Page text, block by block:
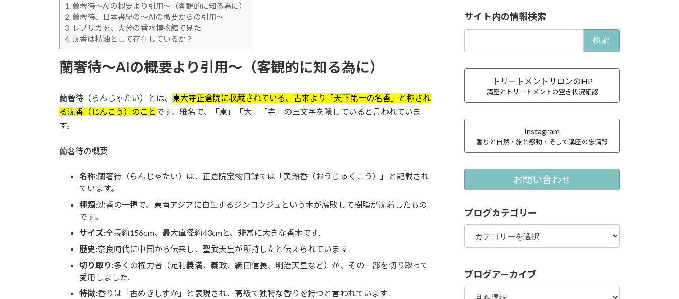
1. 蘭奢待～AIの概要より引用～（客観的に知る為に）
2. 蘭奢待、日本書紀の～AIの概要からの引用～
3. レプリカを、大分の香水博物館で見た
4.沈香は精油として存在しているか？
蘭奢待～AIの概要より引用～（客観的に知る為に）
蘭奢待（らんじゃたい）とは、 東大寺正倉院に収蔵されている、古来より「天下第一の名香」と称され
る沈香（じんこう）のこと です。雅名で、「東」「大」「寺」の三文字を隠していると言われていま
す。
蘭奢待の概要
名称:蘭奢待（らんじゃたい）は、正倉院宝物目録では「黄熟香（おうじゅくこう）」と記載され
ています。
種類:沈香の一種で、東南アジアに自生するジンコウジュという木が腐敗して樹脂が沈着したもの
です。
サイズ:全長約156cm、最大直径約43cmと、非常に大きな香木です.
歴史:奈良時代に中国から伝来し、聖武天皇が所持したと伝えられています.
切り取り:多くの権力者（足利義満、義政、織田信長、明治天皇など）が、その一部を切り取って
愛用しました.
特徴:香りは「古めきしずか」と表現され、高級で独特な香りを持つと言われています.
サイト内の情報検索
トリートメントサロンのHP
講座とトリートメントの空き状況確認
Instagram
香りと自然・旅と感動・そして講座の忘備録
お問い合わせ
ブログカテゴリー
ブ
グ
テ
ゴ
ブログアーカイブ
ブ